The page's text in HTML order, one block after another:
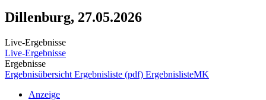
Dillenburg, 27.05.2026
Live-Ergebnisse
Live-Ergebnisse
Ergebnisse
Ergebnisübersicht Ergebnisliste (pdf) ErgebnislisteMK
Anzeige